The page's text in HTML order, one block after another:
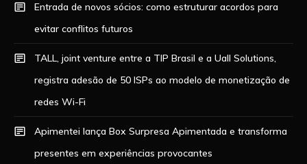
Entrada de novos sócios: como estruturar acordos para
evitar conflitos futuros
TALL, joint venture entre a TIP Brasil e a Uall Solutions,
registra adesão de 50 ISPs ao modelo de monetização de
redes Wi-Fi
Apimentei lança Box Surpresa Apimentada e transforma
presentes em experiências provocantes